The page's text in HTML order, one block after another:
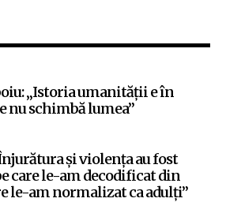
„Istoria umanității e în
nu schimbă lumea”
și violența au fost
care le-am decodificat din
le-am normalizat ca adulți”